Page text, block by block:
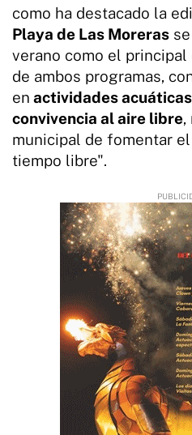
como ha destacado la
Playa de Las Moreras
verano como el
de ambos programas,
en actividades
convivencia al aire libre,
municipal de fomentar
tiempo libre".